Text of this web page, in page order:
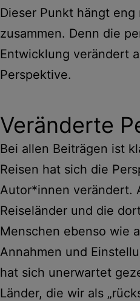
Dieser Punkt hängt eng
zusammen. Denn die
Entwicklung verändert
Perspektive.
Veränderte
Bei allen Beiträgen ist
Reisen hat sich die
Autor*innen verändert.
Reiseländer und die
Menschen ebenso wie
Annahmen und
hat sich unerwartet
Länder, die wir als